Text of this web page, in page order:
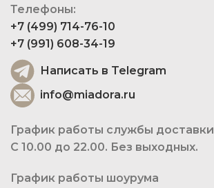
Телефоны:
+7 (499) 714-76-10
+7 (991) 608-34-19
Написать в Telegram
info@miadora.ru
График работы службы доставки
С 10.00 до 22.00. Без выходных.
График работы шоурума